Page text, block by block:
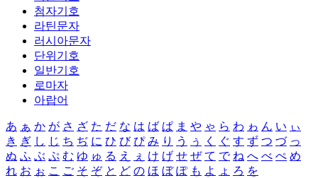
첨자기호
라틴문자
러시아문자
단위기호
일반기호
로마자
아랍어
あ ぁ か が さ ざ た だ な は ば ぱ ま や ゃ ら わ ゎ ん い ぃ
き ぎ し じ ち ぢ に ひ び ぴ み り う ぅ く ぐ す ず つ づ っ
ぬ ふ ぶ ぷ む ゆ ゅ る え ぇ け げ せ ぜ て で ね へ べ ぺ め
れ お ぉ こ ご そ ぞ と ど の ほ ぼ ぽ も よ ょ ろ を